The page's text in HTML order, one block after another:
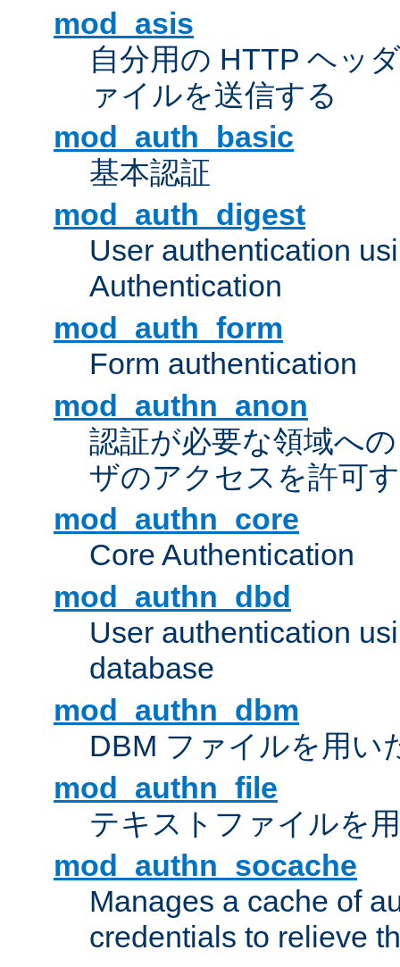
mod_asis
自分用の HTTP ヘッ
ァイルを送信する
mod_auth_basic
基本認証
mod_auth_digest
User authentication
Authentication
mod_auth_form
Form authentication
mod_authn_anon
認証が必要な領域へ
ザのアクセスを許可
mod_authn_core
Core Authentication
mod_authn_dbd
User authentication
database
mod_authn_dbm
DBM ファイルを用い
mod_authn_file
テキストファイルを
mod_authn_socache
Manages a cache of
credentials to relieve